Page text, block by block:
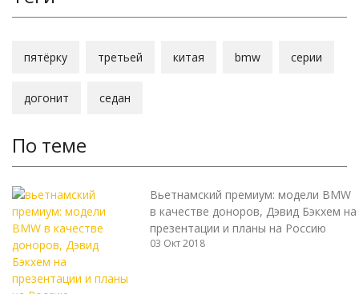
пятёрку третьей китая bmw серии
догонит седан
По теме
Вьетнамский премиум: модели BMW
в качестве доноров, Дэвид Бэкхем на
презентации и планы на Россию
03 Окт 2018